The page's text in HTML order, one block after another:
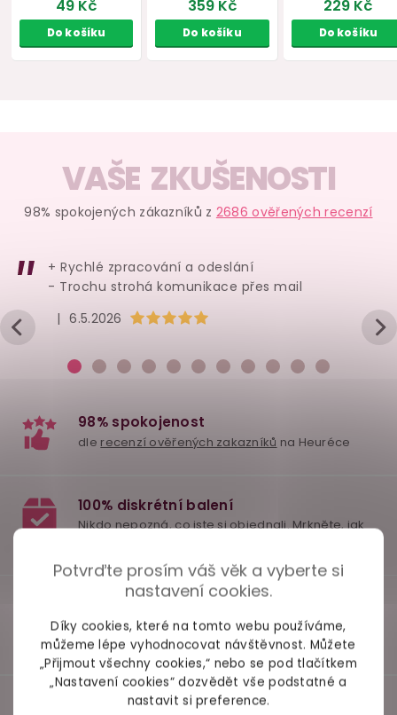
Potvrďte prosím váš věk a vyberte si
nastavení cookies.
Díky cookies, které na tomto webu používáme,
můžeme lépe vyhodnocovat návštěvnost. Můžete
„Přijmout všechny cookies,“ nebo se pod tlačítkem
„Nastavení cookies“ dozvědět vše podstatné a
nastavit si preference.
Samolepky YOO –
Zvířátka s
49 Kč
Do košíku
Vonná svíčka DW
Home Relaxing
levandule
359 Kč
Do košíku
Peach
Do
VAŠE ZKUŠENOSTI
98% spokojených zákazníků z 2686 ověřených recenzí
Hodnocení obchodu je 5 z 5 hvězdiček.
| 6.5.2026
+ Rychlé zpracování a odeslání
- Trochu strohá komunikace přes mail